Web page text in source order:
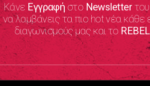
Κάνε Εγγραφήστο Newsletter
να λαμβάνεις τα πιο hot νέα
διαγωνισμούς μας και το